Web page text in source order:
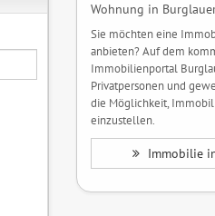
Wohnung in
Sie möchten eine
anbieten? Auf dem
Immobilienportal
Privatpersonen und
die Möglichkeit,
einzustellen.
Immobilie